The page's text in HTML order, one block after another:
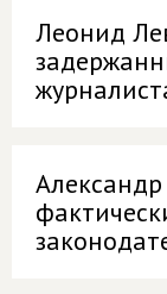
Леонид